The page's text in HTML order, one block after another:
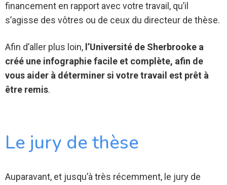
financement en rapport avec votre travail, qu’il
s’agisse des vôtres ou de ceux du directeur de thèse.
Afin d’aller plus loin, l’Université de Sherbrooke a
créé une infographie facile et complète, afin de
vous aider à déterminer si votre travail est prêt à
être remis.
Le jury de thèse
Auparavant, et jusqu’à très récemment, le jury de